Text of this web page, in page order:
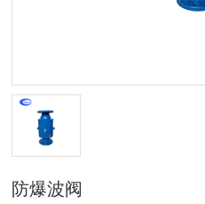
防爆波阀